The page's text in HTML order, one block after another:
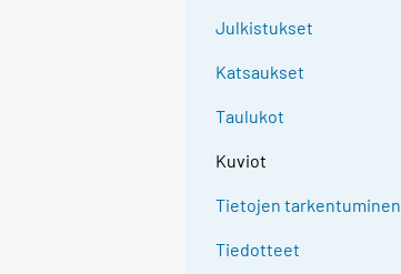
Julkistukset
Katsaukset
Taulukot
Kuviot
Tietojen tarkentuminen
Tiedotteet